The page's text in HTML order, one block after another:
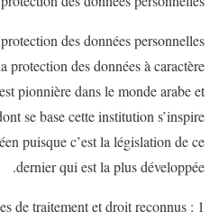
des données personnelles
protection des données à caractère
pionnière dans le monde arabe et
se base cette institution s’inspire
puisque c’est la législation de ce
dernier qui est la plus développée.
de traitement et droit reconnus